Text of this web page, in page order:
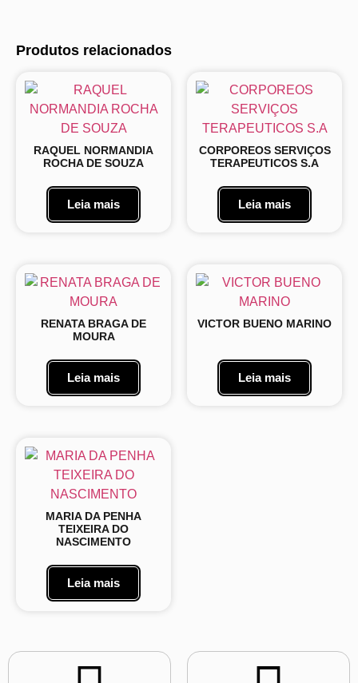
Produtos relacionados
RAQUEL NORMANDIA
ROCHA DE SOUZA
Leia mais
CORPOREOS SERVIÇOS
TERAPEUTICOS S.A
Leia mais
RENATA BRAGA DE
MOURA
Leia mais
VICTOR BUENO MARINO
Leia mais
MARIA DA PENHA
TEIXEIRA DO
NASCIMENTO
Leia mais